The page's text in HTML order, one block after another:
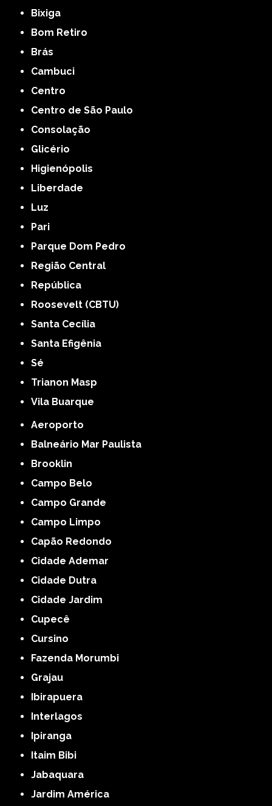
Bixiga
Bom Retiro
Brás
Cambuci
Centro
Centro de São Paulo
Consolação
Glicério
Higienópolis
Liberdade
Luz
Pari
Parque Dom Pedro
Região Central
República
Roosevelt (CBTU)
Santa Cecília
Santa Efigênia
Sé
Trianon Masp
Vila Buarque
Aeroporto
Balneário Mar Paulista
Brooklin
Campo Belo
Campo Grande
Campo Limpo
Capão Redondo
Cidade Ademar
Cidade Dutra
Cidade Jardim
Cupecê
Cursino
Fazenda Morumbi
Grajau
Ibirapuera
Interlagos
Ipiranga
Itaim Bibi
Jabaquara
Jardim América